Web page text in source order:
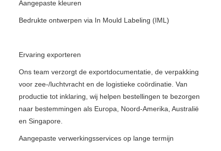
Aangepaste kleuren
Bedrukte ontwerpen via In Mould Labeling (IML)
Ervaring exporteren
Ons team verzorgt de exportdocumentatie, de verpakking
voor zee-/luchtvracht en de logistieke coördinatie. Van
productie tot inklaring, wij helpen bestellingen te bezorgen
naar bestemmingen als Europa, Noord-Amerika, Australië
en Singapore.
Aangepaste verwerkingsservices op lange termijn